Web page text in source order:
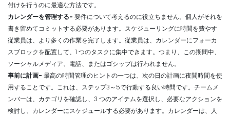
付けを行うのに最適な方法です。
カレンダーを管理する- 要件について考えるのに役立ちません。個人がそれを
書き留めてコミットする必要があります。スケジューリングに時間を費やす
従業員は、より多くの作業を完了します。従業員は、カレンダーにフォーカ
スブロックを配置して、1 つのタスクに集中できます。つまり、この期間中、
ソーシャルメディア、電話、またはゴシップは行われません。
事前に計画- 最高の時間管理のヒントの一つは、次の日の計画に夜間時間を使
用することです。これは、ステップ3～5で行動する良い時間です。チームメ
ンバーは、カテゴリを確認し、3 つのアイテムを選択し、必要なアクションを
検討し、カレンダーにスケジュールする必要があります。カレンダーは、人